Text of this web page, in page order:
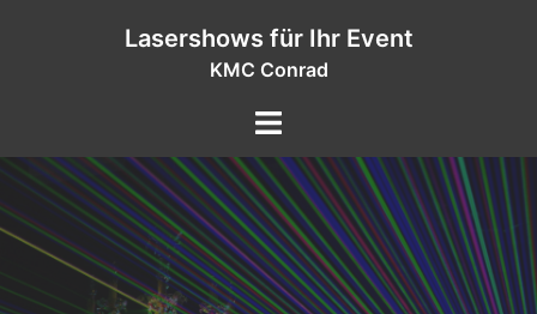
Lasershows für Ihr Event
KMC Conrad